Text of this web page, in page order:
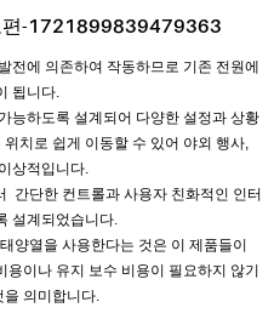
편-1721899839479363
전에 의존하여 작동하므로 기존 전원에
됩니다.
능하도록 설계되어 다양한 설정과 상황
치로 쉽게 이동할 수 있어 야외 행사,
상적입니다.
간단한 컨트롤과 사용자 친화적인 인터
설계되었습니다.
양열을 사용한다는 것은 이 제품들이
이나 유지 보수 비용이 필요하지 않기
을 의미합니다.